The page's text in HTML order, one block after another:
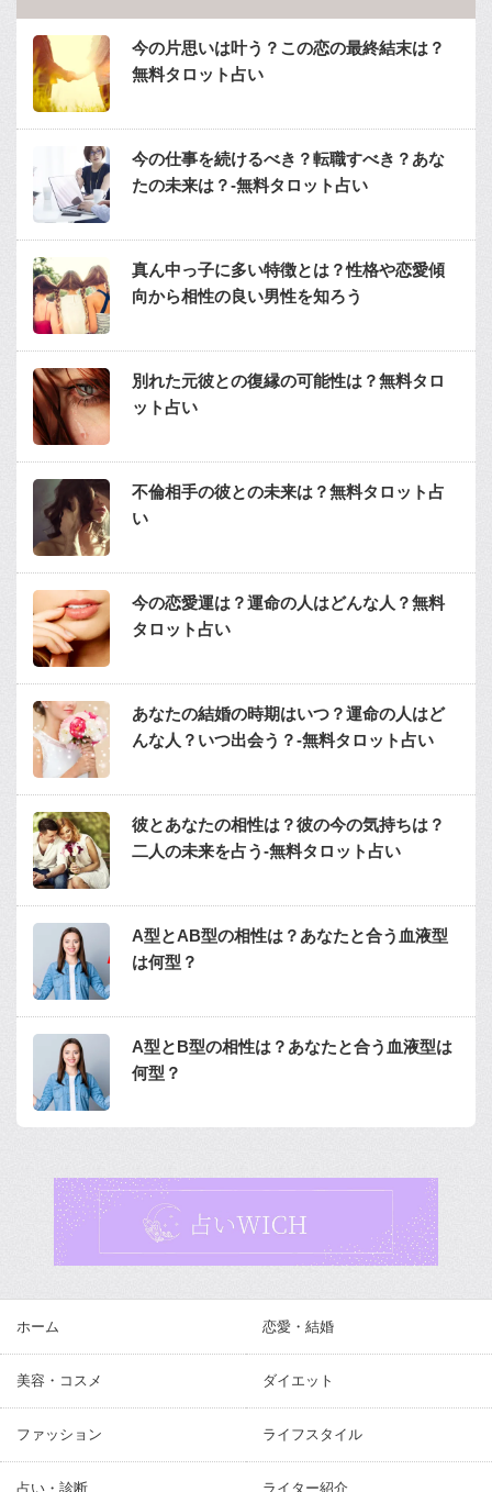
今の片思いは叶う？この恋の最終結末は？
無料タロット占い
今の仕事を続けるべき？転職すべき？あな
たの未来は？-無料タロット占い
真ん中っ子に多い特徴とは？性格や恋愛傾
向から相性の良い男性を知ろう
別れた元彼との復縁の可能性は？無料タロ
ット占い
不倫相手の彼との未来は？無料タロット占
い
今の恋愛運は？運命の人はどんな人？無料
タロット占い
あなたの結婚の時期はいつ？運命の人はど
んな人？いつ出会う？-無料タロット占い
彼とあなたの相性は？彼の今の気持ちは？
二人の未来を占う-無料タロット占い
A型とAB型の相性は？あなたと合う血液型
は何型？
A型とB型の相性は？あなたと合う血液型は
何型？
ホーム 恋愛・結婚
美容・コスメ ダイエット
ファッション ライフスタイル
占い・診断 ライター紹介